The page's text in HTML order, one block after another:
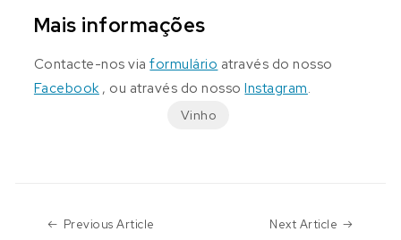
Mais informações
Contacte-nos viaformulário através do nosso
Facebook , ou através do nossoInstagram.
Vinho
Previous Article Next Article